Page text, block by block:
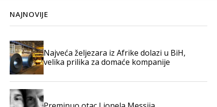
NAJNOVIJE
Najveća željezara iz Afrike dolazi u BiH,
velika prilika za domaće kompanije